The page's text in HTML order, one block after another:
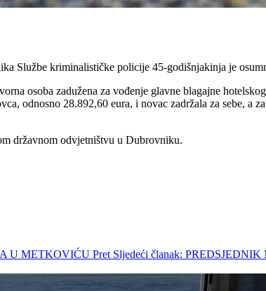
Službe kriminalističke policije 45-godišnjakinja je
osoba zadužena za vođenje glavne blagajne
odnosno 28.892,60 eura, i novac zadržala za sebe, a
državnom odvjetništvu u Dubrovniku.
U METKOVIĆU Pret Sljedeći članak: